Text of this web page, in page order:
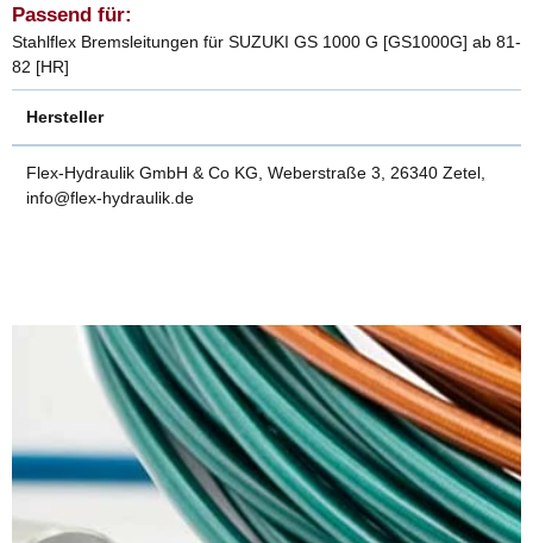
Passend für:
Stahlflex Bremsleitungen für SUZUKI GS 1000 G [GS1000G] ab 81-
82 [HR]
Hersteller
Flex-Hydraulik GmbH & Co KG, Weberstraße 3, 26340 Zetel,
info@flex-hydraulik.de